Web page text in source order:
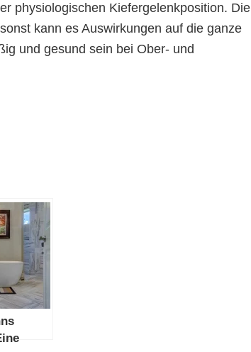
physiologischen Kiefergelenkposition. Die
kann es Auswirkungen auf die ganze
und gesund sein bei Ober- und